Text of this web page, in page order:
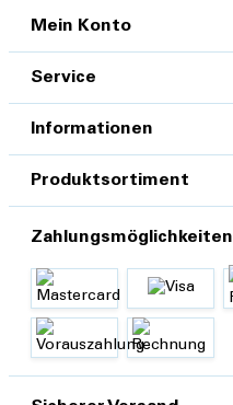
Mein Konto
Service
Informationen
Produktsortiment
Zahlungsmöglichkeiten